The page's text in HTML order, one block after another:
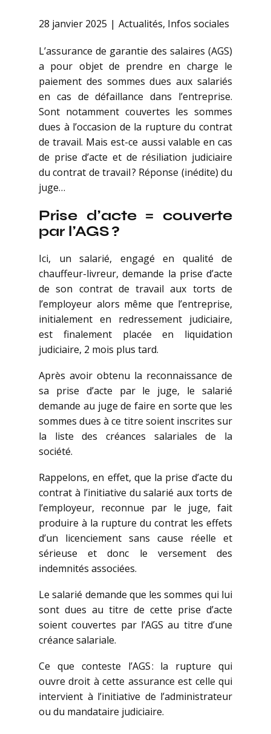
28 janvier 2025 Actualités, Infos sociales
L’assurance de garantie des salaires (AGS)
a pour objet de prendre en charge le
paiement des sommes dues aux salariés
en cas de défaillance dans l’entreprise.
Sont notamment couvertes les sommes
dues à l’occasion de la rupture du contrat
de travail. Mais est-ce aussi valable en cas
de prise d’acte et de résiliation judiciaire
du contrat de travail ? Réponse (inédite) du
juge…
Prise d’acte = couverte
par l’AGS ?
Ici, un salarié, engagé en qualité de
chauffeur-livreur, demande la prise d’acte
de son contrat de travail aux torts de
l’employeur alors même que l’entreprise,
initialement en redressement judiciaire,
est finalement placée en liquidation
judiciaire, 2 mois plus tard.
Après avoir obtenu la reconnaissance de
sa prise d’acte par le juge, le salarié
demande au juge de faire en sorte que les
sommes dues à ce titre soient inscrites sur
la liste des créances salariales de la
société.
Rappelons, en effet, que la prise d’acte du
contrat à l’initiative du salarié aux torts de
l’employeur, reconnue par le juge, fait
produire à la rupture du contrat les effets
d’un licenciement sans cause réelle et
sérieuse et donc le versement des
indemnités associées.
Le salarié demande que les sommes qui lui
sont dues au titre de cette prise d’acte
soient couvertes par l’AGS au titre d’une
créance salariale.
Ce que conteste l’AGS : la rupture qui
ouvre droit à cette assurance est celle qui
intervient à l’initiative de l’administrateur
ou du mandataire judiciaire.